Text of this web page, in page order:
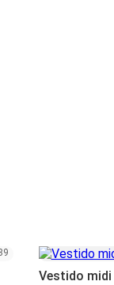
Vestido